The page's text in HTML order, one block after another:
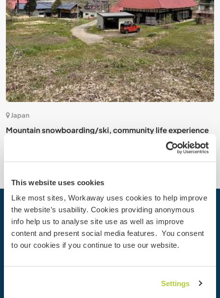
This website uses cookies
Like most sites, Workaway uses cookies to help improve
the website’s usability. Cookies providing anonymous
info help us to analyse site use as well as improve
content and present social media features. You consent
to our cookies if you continue to use our website.
Settings
Japan
Mountain snowboarding/ski, community life experience
Dein nächstes Abenteuer beginnt
heute
Werde heute Mitglied der Workaway-Community und
Möglichkeiten weltweit.